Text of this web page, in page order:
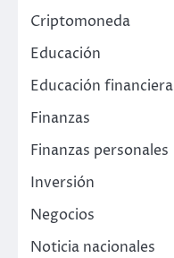
Criptomoneda
Educación
Educación financiera
Finanzas
Finanzas personales
Inversión
Negocios
Noticia nacionales